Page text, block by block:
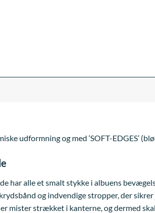
udformning og med ‘SOFT-EDGES’
har alle et smalt stykke i albuens
og indvendige stropper, der
mister strækket i kanterne, og dermed